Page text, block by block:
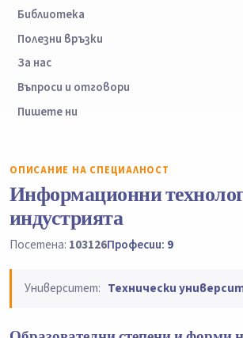
Библиотека
Полезни връзки
За нас
Въпроси и отговори
Пишете ни
ОПИСАНИЕ НА СПЕЦИАЛНОСТ
Информационни
индустрията
Посетена: 103126Професии: 9
Университет: Технически